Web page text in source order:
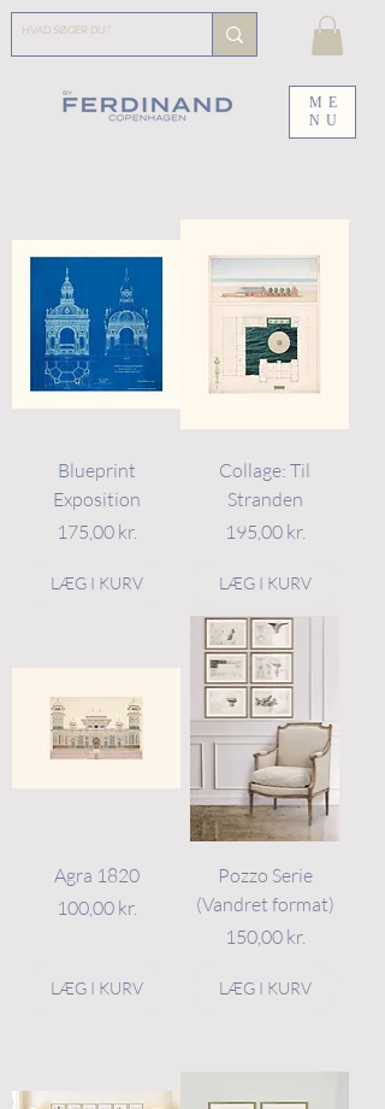
ME
NU
Blueprint
Exposition
Pris
175,00 kr.
LÆG I KURV
Collage: Til
Stranden
Pris
195,00 kr.
LÆG I KURV
Agra 1820
Pris
100,00 kr.
LÆG I KURV
Pozzo Serie
(Vandret format)
Pris
150,00 kr.
LÆG I KURV